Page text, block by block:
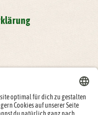
Mühle auf: